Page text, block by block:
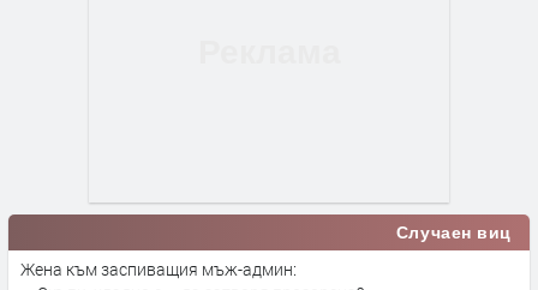
Случаен виц
Жена към заспиващия мъж-админ: